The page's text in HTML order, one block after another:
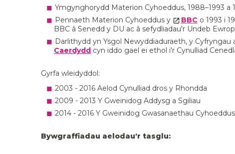
Ymgynghorydd Materion Cyhoeddus, 1988–1993 a
Pennaeth Materion Cyhoeddus y
BBC o 1993 i
BBC â Senedd y DU ac â sefydliadau'r Undeb
Darlithydd yn Ysgol Newyddiaduraeth, y
Caerdydd cyn iddo gael ei ethol i'r Cynulliad
Gyrfa wleidyddol:
2003 - 2016 Aelod Cynulliad dros y Rhondda
2009 - 2013 Y Gweinidog Addysg a Sgiliau
2014 - 2016 Y Gweinidog Gwasanaethau Cyhoeddus
Bywgraffiadau aelodau'r tasglu: